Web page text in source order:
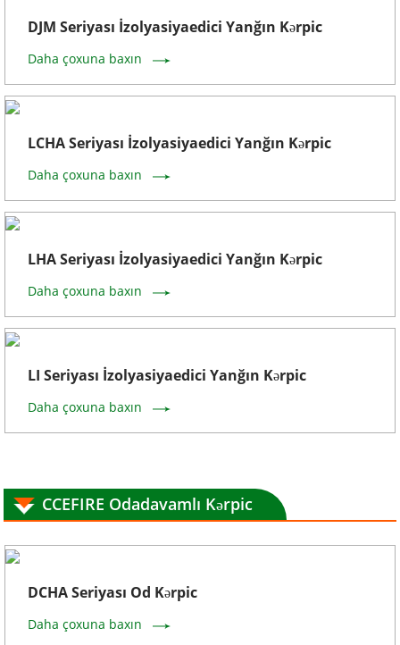
DJM Seriyası İzolyasiyaedici Yanğın Kərpic
Daha çoxuna baxın
LCHA Seriyası İzolyasiyaedici Yanğın Kərpic
Daha çoxuna baxın
LHA Seriyası İzolyasiyaedici Yanğın Kərpic
Daha çoxuna baxın
LI Seriyası İzolyasiyaedici Yanğın Kərpic
Daha çoxuna baxın
CCEFIRE Odadavamlı Kərpic
DCHA Seriyası Od Kərpic
Daha çoxuna baxın